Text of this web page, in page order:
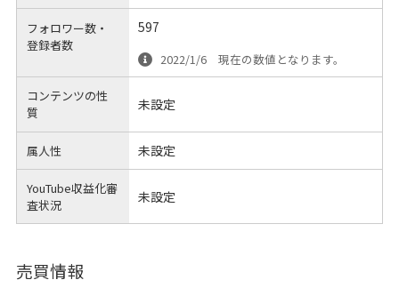
フォロワー数・
登録者数
597
2022/1/6 現在の数値となります。
コンテンツの性
質
未設定
属人性 未設定
YouTube収益化審
査状況
未設定
売買情報